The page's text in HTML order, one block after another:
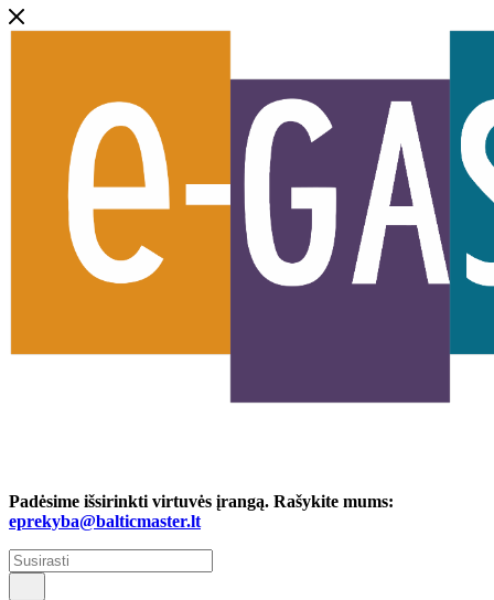
Padėsime išsirinkti virtuvės įrangą. Rašykite mums:
eprekyba@balticmaster.lt